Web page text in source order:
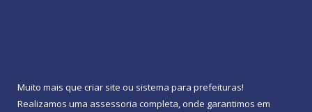
Muito mais que criar site ou sistema para prefeituras!
Realizamos uma assessoria completa, onde garantimos em